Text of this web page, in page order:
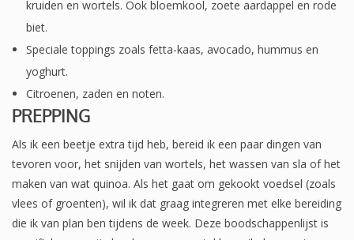
kruiden en wortels. Ook bloemkool, zoete aardappel en rode
biet.
Speciale toppings zoals fetta-kaas, avocado, hummus en
yoghurt.
Citroenen, zaden en noten.
PREPPING
Als ik een beetje extra tijd heb, bereid ik een paar dingen van
tevoren voor, het snijden van wortels, het wassen van sla of het
maken van wat quinoa. Als het gaat om gekookt voedsel (zoals
vlees of groenten), wil ik dat graag integreren met elke bereiding
die ik van plan ben tijdens de week. Deze boodschappenlijst is